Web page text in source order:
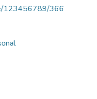
123456789/366